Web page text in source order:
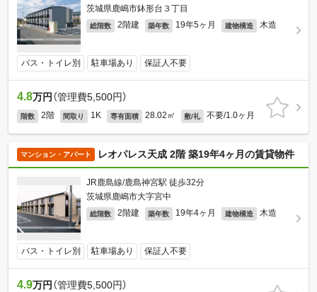
茨城県鹿嶋市鉢形台３丁目
総階数 2階建 築年数 19年5ヶ月 建物構造 木造
バス・トイレ別 駐車場あり 保証人不要
4.8万円 （管理費5,500円）
階数 2階 間取り 1K 専有面積 28.02㎡ 敷/礼 不要/1.0ヶ月
マンション・アパート レオパレス天成 2階 築19年4ヶ月の賃貸物件
JR鹿島線/鹿島神宮駅 徒歩32分
茨城県鹿嶋市大字宮中
総階数 2階建 築年数 19年4ヶ月 建物構造 木造
バス・トイレ別 駐車場あり 保証人不要
4.9万円 （管理費5,500円）